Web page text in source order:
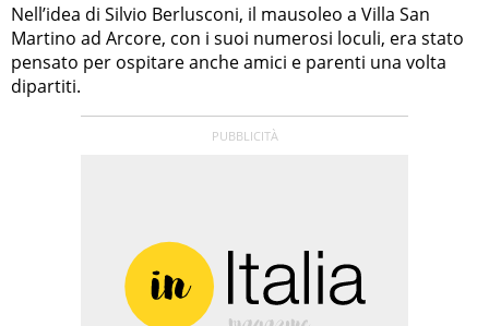
Nell’idea di Silvio Berlusconi, il mausoleo a Villa San
Martino ad Arcore, con i suoi numerosi loculi, era stato
pensato per ospitare anche amici e parenti una volta
dipartiti.